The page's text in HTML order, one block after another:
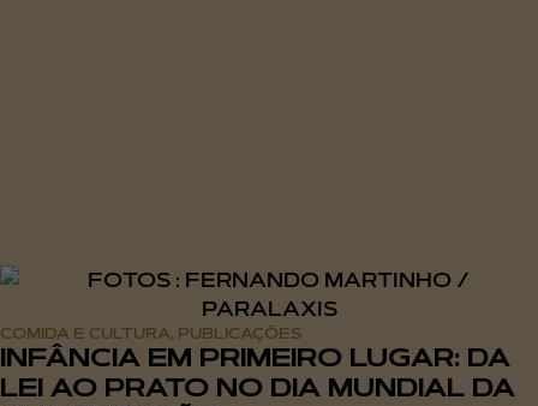
COMIDA E CULTURA, PUBLICAÇÕES
INFÂNCIA EM PRIMEIRO LUGAR: DA
LEI AO PRATO NO DIA MUNDIAL DA